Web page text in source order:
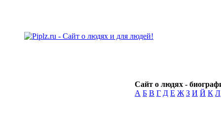
Сайт о людях -
А Б В Г Д Е Ж З И Й К Л